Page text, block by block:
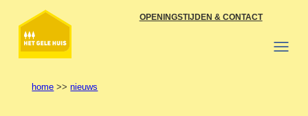
naar
inhoud
OPENINGSTIJDEN & CONTACT
home >>nieuws